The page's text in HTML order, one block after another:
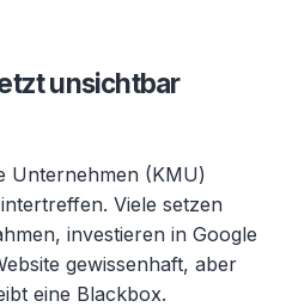
unsichtbar
Unternehmen (KMU)
Viele setzen
investieren in Google
gewissenhaft, aber
eine Blackbox.